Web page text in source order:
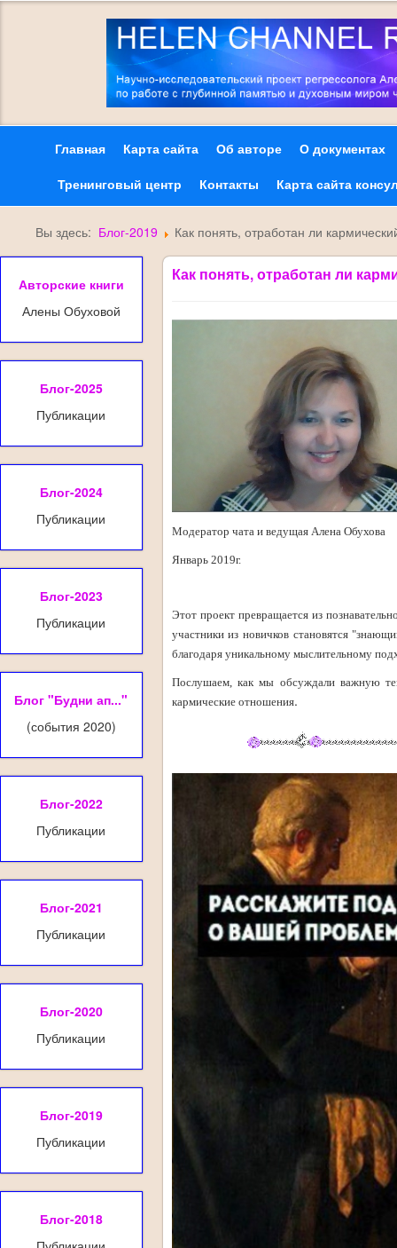
Главная Карта сайта Об авторе
О документах
Тренинговый центр
Контакты Карта сайта
Вы здесь: Блог-2019 Как понять, отработан ли
Авторские книги
Алены Обуховой
Блог-2025
Публикации
Блог-2024
Публикации
Блог-2023
Публикации
Блог "Будни ап..."
(события 2020)
Блог-2022
Публикации
Блог-2021
Публикации
Блог-2020
Публикации
Блог-2019
Публикации
Блог-2018
Как понять, отработан ли
Модератор чата и ведущая Алена Обухова
Январь 2019г.
Этот проект превращается из
участники из новичков становятся
благодаря уникальному мыслительному
Послушаем, как мы обсуждали важную
кармические отношения.